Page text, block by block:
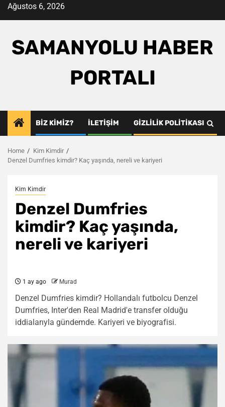
SkipAğustos 6, 2026
SAMANYOLU HABER
PORTALI
BIZ KIMIZ? İLETIŞIM GIZLILIK POLITIKASI
Home
Kim Kimdir
Denzel Dumfries kimdir? Kaç yaşında, nereli ve kariyeri
Kim Kimdir
Denzel Dumfries
kimdir? Kaç yaşında,
nereli ve kariyeri
1 ay ago Murad
Denzel Dumfries kimdir? Hollandalı futbolcu Denzel
Dumfries, Inter'den Real Madrid'e transfer olduğu
iddialarıyla gündemde. Kariyeri ve biyografisi.